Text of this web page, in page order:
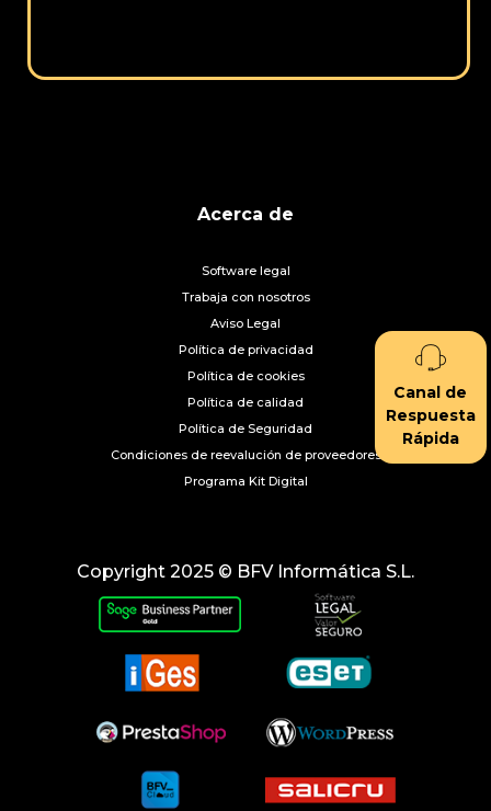
Canal de
Respuesta
Rápida
Acerca de
Software legal
Trabaja con nosotros
Aviso Legal
Política de privacidad
Política de cookies
Política de calidad
Política de Seguridad
Condiciones de reevalución de proveedores
Programa Kit Digital
Copyright 2025 © BFV Informática S.L.